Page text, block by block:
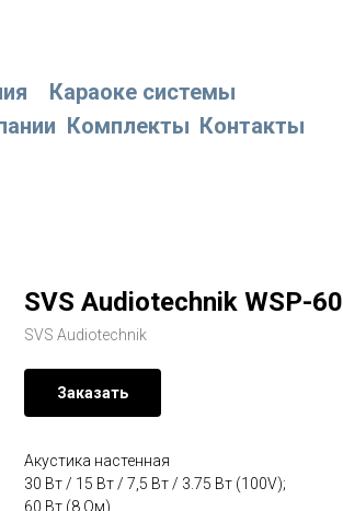
Комплекты Контакты
Караоке системы
SVS Audiotechnik WSP-60
SVS Audiotechnik
Заказать
Акустика настенная
30 Вт / 15 Вт / 7,5 Вт / 3.75 Вт (100V);
60 Вт (8 Ом)